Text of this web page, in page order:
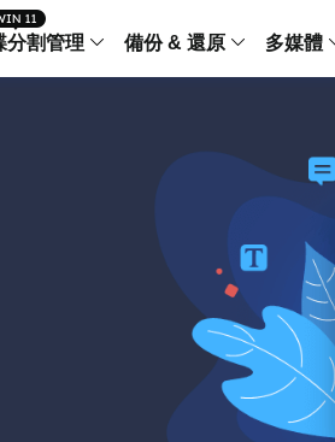
MobiSaver (IOS & Android)
分割管理
Windows 磁碟分割管理工
Mac 磁碟分割管理工具
Disk Copy
磁碟克隆工具
備份 & 還原
個人
工作
中央控管
集中
多媒體
電腦之間傳
傳輸 IPhone
AppMove
電腦之間轉移
ChatTrans
WhatsApp 傳